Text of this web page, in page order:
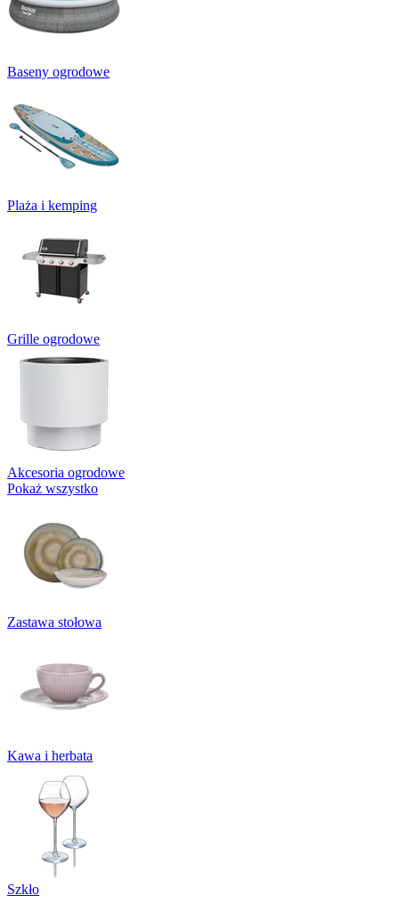
Baseny ogrodowe
Plaża i kemping
Grille ogrodowe
Akcesoria ogrodowe
Pokaż wszystko
Zastawa stołowa
Kawa i herbata
Szkło